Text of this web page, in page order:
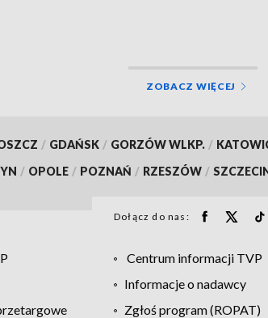
ZOBACZ WIĘCEJ
/ GDAŃSK / GORZÓW WLKP. /
/ OPOLE / POZNAŃ / RZESZÓW /
Dołącz do nas:
Centrum informacji TVP
Informacje o nadawcy
Zgłoś program (ROPAT)